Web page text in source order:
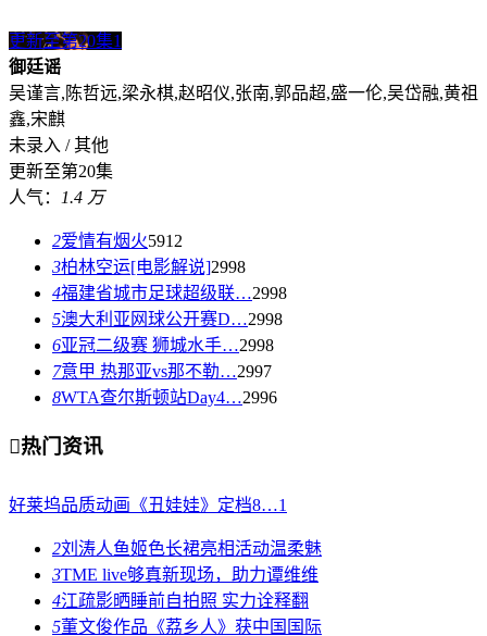
更新至第20集1
御廷谣
吴谨言,陈哲远,梁永棋,赵昭仪,张南,郭品超,盛一伦,吴岱融,黄祖
鑫,宋麒
未录入 / 其他
更新至第20集
人气：
1.4 万
2爱情有烟火5912
3柏林空运[电影解说]2998
4福建省城市足球超级联…2998
5澳大利亚网球公开赛D…2998
6亚冠二级赛 狮城水手…2998
7意甲 热那亚vs那不勒…2997
8WTA查尔斯顿站Day4…2996
热门资讯
好莱坞品质动画《丑娃娃》定档8…1
2刘涛人鱼姬色长裙亮相活动温柔魅
3TME live够真新现场，助力谭维维
4江疏影晒睡前自拍照 实力诠释翻
5董文俊作品《荔乡人》获中国国际